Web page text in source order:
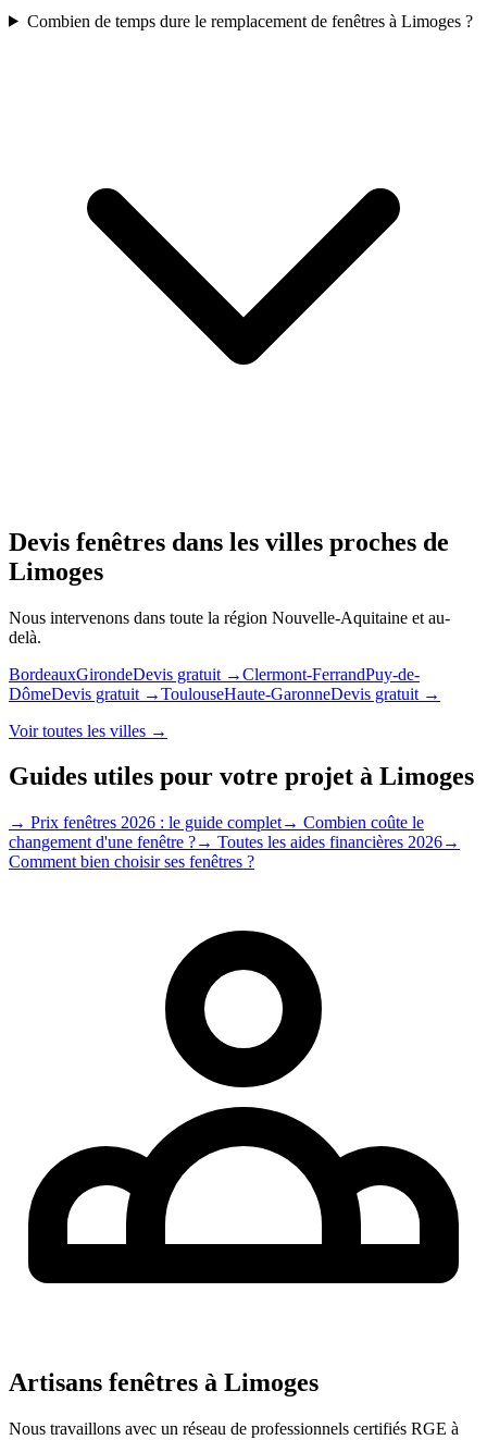
Combien de temps dure le remplacement de fenêtres à Limoges ?
Devis fenêtres dans les villes proches de
Limoges
Nous intervenons dans toute la région Nouvelle-Aquitaine et au-
delà.
BordeauxGirondeDevis gratuit →Clermont-FerrandPuy-de-
DômeDevis gratuit →ToulouseHaute-GaronneDevis gratuit →
Voir toutes les villes →
Guides utiles pour votre projet à Limoges
→ Prix fenêtres 2026 : le guide complet→ Combien coûte le
changement d'une fenêtre ?→ Toutes les aides financières 2026→
Comment bien choisir ses fenêtres ?
Artisans fenêtres à Limoges
Nous travaillons avec un réseau de professionnels certifiés RGE à